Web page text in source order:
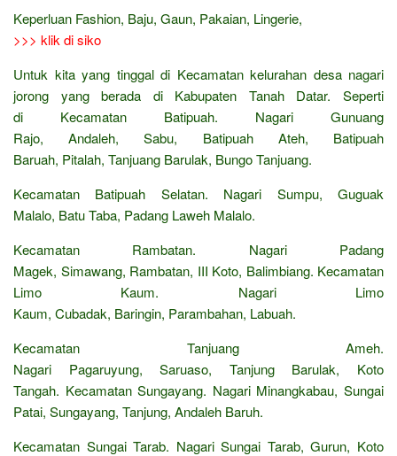
Keperluan Fashion, Baju, Gaun, Pakaian, Lingerie,
>>> klik di siko
Untuk kita yang tinggal di Kecamatan kelurahan desa nagari
jorong yang berada di Kabupaten Tanah Datar. Seperti
di Kecamatan Batipuah. Nagari Gunuang
Rajo, Andaleh, Sabu, Batipuah Ateh, Batipuah
Baruah, Pitalah, Tanjuang Barulak, Bungo Tanjuang.
Kecamatan Batipuah Selatan. Nagari Sumpu, Guguak
Malalo, Batu Taba, Padang Laweh Malalo.
Kecamatan Rambatan. Nagari Padang
Magek, Simawang, Rambatan, III Koto, Balimbiang. Kecamatan
Limo Kaum. Nagari Limo
Kaum, Cubadak, Baringin, Parambahan, Labuah.
Kecamatan Tanjuang Ameh.
Nagari Pagaruyung, Saruaso, Tanjung Barulak, Koto
Tangah. Kecamatan Sungayang. Nagari Minangkabau, Sungai
Patai, Sungayang, Tanjung, Andaleh Baruh.
Kecamatan Sungai Tarab. Nagari Sungai Tarab, Gurun, Koto